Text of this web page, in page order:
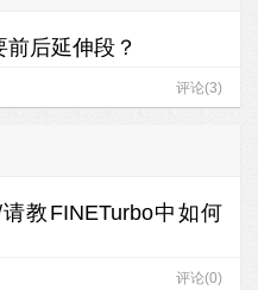
后延伸段？
评论(3)
教FINETurbo中如何
评论(0)